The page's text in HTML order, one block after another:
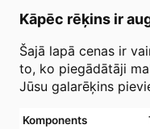
Kāpēc rēķins ir
Šajā lapā cenas ir
to, ko piegādātāji
Jūsu galarēķins
Komponents